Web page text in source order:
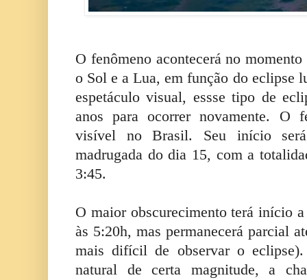
O fenômeno acontecerá no
o Sol e a Lua, em função do eclipse
espetáculo visual, essse tipo de
anos para ocorrer novamente. O
visível no Brasil. Seu início
madrugada do dia 15, com a
3:45.
O maior obscurecimento terá início
às 5:20h, mas permanecerá parcial
mais difícil de observar o
natural de certa magnitude, a